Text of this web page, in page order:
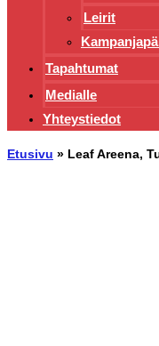
Leirit
Tapahtumat
Medialle
Yhteystiedot
Etusivu » Leaf Areena,